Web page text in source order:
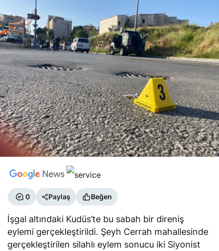
0 Paylaş Beğen
İşgal altındaki Kudüs’te bu sabah bir direniş
eylemi gerçekleştirildi. Şeyh Cerrah mahallesinde
gerçekleştirilen silahlı eylem sonucu iki Siyonist